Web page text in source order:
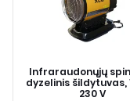
Infraraudonųjų
dyzelinis šildytuvas,
230 V